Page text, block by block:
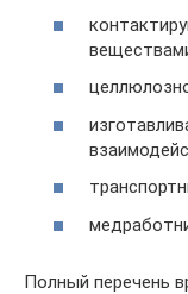
Полный перечень